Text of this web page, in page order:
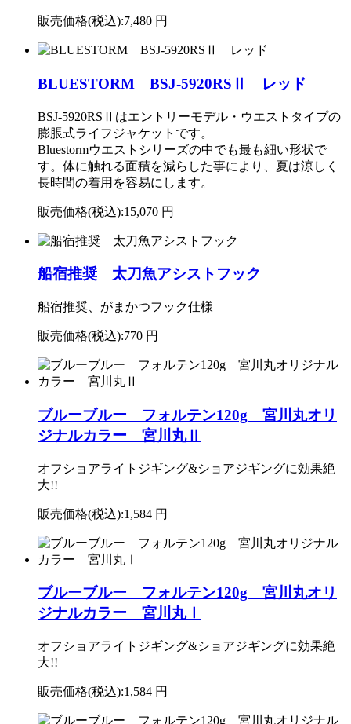
販売価格(税込):7,480 円
BLUESTORM BSJ-5920RSⅡ レッド
BSJ-5920RSⅡはエントリーモデル・ウエストタイプの
膨脹式ライフジャケットです。
Bluestormウエストシリーズの中でも最も細い形状で
す。体に触れる面積を減らした事により、夏は涼しく
長時間の着用を容易にします。
販売価格(税込):15,070 円
船宿推奨 太刀魚アシストフック
船宿推奨、がまかつフック仕様
販売価格(税込):770 円
ブルーブルー フォルテン120g 宮川丸オリ
ジナルカラー 宮川丸Ⅱ
オフショアライトジギング&ショアジギングに効果絶
大!!
販売価格(税込):1,584 円
ブルーブルー フォルテン120g 宮川丸オリ
ジナルカラー 宮川丸Ⅰ
オフショアライトジギング&ショアジギングに効果絶
大!!
販売価格(税込):1,584 円